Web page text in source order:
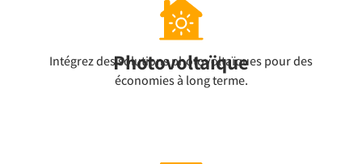
Photovoltaïque
Intégrez des solutions photovoltaïques pour des
économies à long terme.